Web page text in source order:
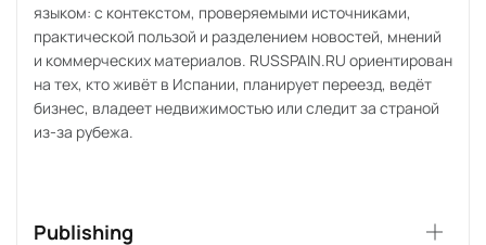
языком: с контекстом, проверяемыми источниками,
практической пользой и разделением новостей, мнений
и коммерческих материалов. RUSSPAIN.RU ориентирован
на тех, кто живёт в Испании, планирует переезд, ведёт
бизнес, владеет недвижимостью или следит за страной
из-за рубежа.
Publishing